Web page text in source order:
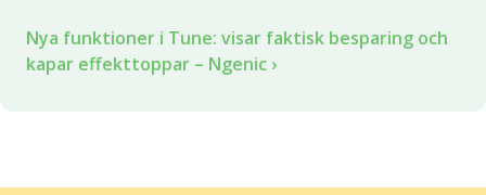
Nya funktioner i Tune: visar faktisk besparing och
kapar effekttoppar – Ngenic